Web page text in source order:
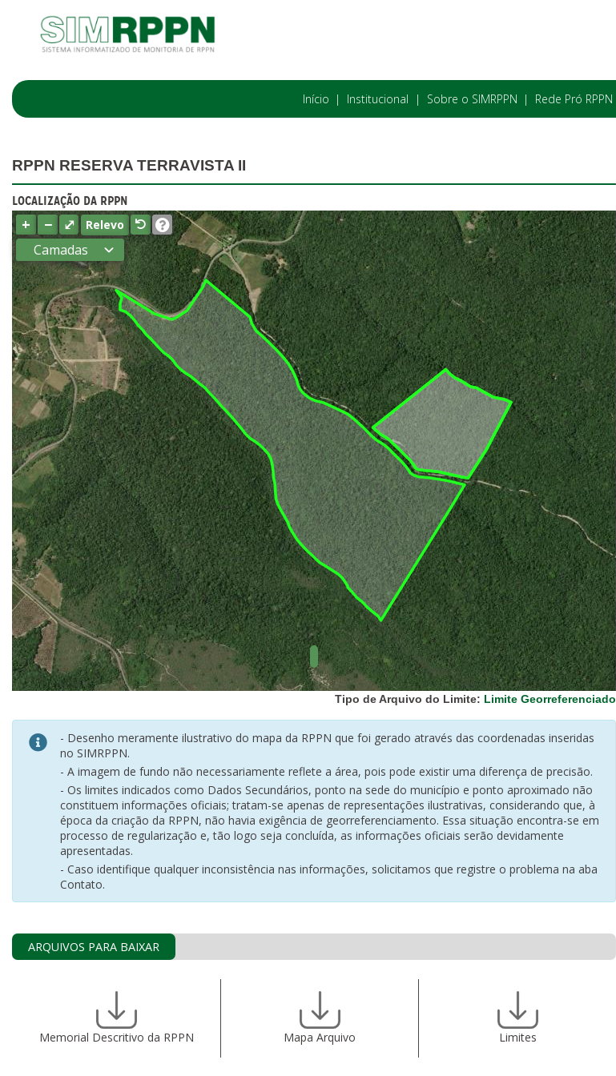
Início Institucional Sobre o SIMRPPN Rede Pró RPPN
RPPN RESERVA TERRAVISTA II
LOCALIZAÇÃO DA RPPN
+ − ⤢ Relevo
Camadas
Estados
Municípios
Terras
indígenas
(FUNAI)
UC Federal
UC Estaduais
UC
Municipais
Hidrografia
1:1.000.000
(ANA)
Biomas
(IBGE)
Vegetação
(IBGE)
Rodovias
(IBGE)
Relevo
(IBGE)
Tipo de Arquivo do Limite: Limite Georreferenciado
- Desenho meramente ilustrativo do mapa da RPPN que foi gerado através das coordenadas inseridas
no SIMRPPN.
- A imagem de fundo não necessariamente reflete a área, pois pode existir uma diferença de precisão.
- Os limites indicados como Dados Secundários, ponto na sede do município e ponto aproximado não
constituem informações oficiais; tratam-se apenas de representações ilustrativas, considerando que, à
época da criação da RPPN, não havia exigência de georreferenciamento. Essa situação encontra-se em
processo de regularização e, tão logo seja concluída, as informações oficiais serão devidamente
apresentadas.
- Caso identifique qualquer inconsistência nas informações, solicitamos que registre o problema na aba
Contato.
ARQUIVOS PARA BAIXAR
Memorial Descritivo da RPPN Mapa Arquivo Limites